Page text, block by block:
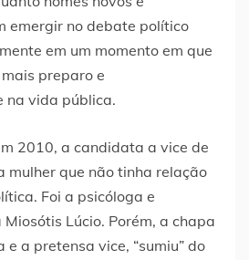
emergir no debate político
em um momento em que
preparo e
na vida pública.
2010, a candidata a vice de
mulher que não tinha relação
Foi a psicóloga e
Lúcio. Porém, a chapa
e a pretensa vice, “sumiu” do